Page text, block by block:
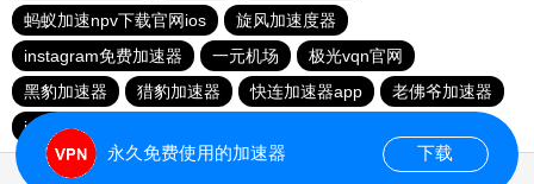
蚂蚁加速npv下载官网ios
旋风加速度器
instagram免费加速器
一元机场
极光vqn官网
黑豹加速器
猎豹加速器 快连加速器app
老佛爷加速器
ios加速器
永久免费使用的加速器 下载